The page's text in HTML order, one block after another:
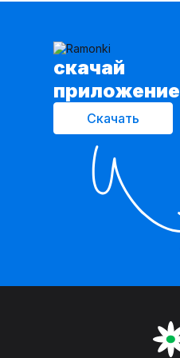
cкачай
приложение
Скачать